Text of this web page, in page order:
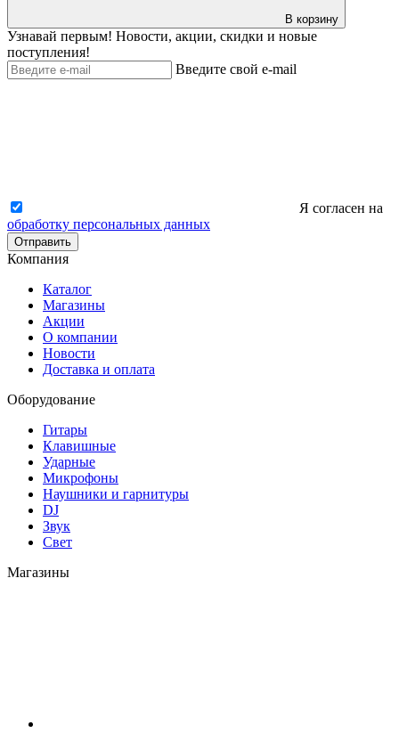
В корзину
Узнавай первым! Новости, акции, скидки и новые
поступления!
Введите свой e-mail
Я согласен на
обработку персональных данных
Отправить
Компания
Каталог
Магазины
Акции
О компании
Новости
Доставка и оплата
Оборудование
Гитары
Клавишные
Ударные
Микрофоны
Наушники и гарнитуры
DJ
Звук
Свет
Магазины